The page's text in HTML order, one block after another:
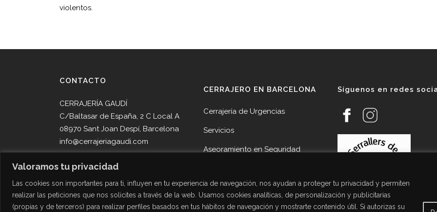
Valoramos tu privacidad
Las cookies son importantes para ti, influyen en tu experiencia de navegación, nos ayudan a proteger tu privacidad y permiten
realizar las peticiones que nos solicites a través de la web. Usamos cookies analíticas, de personalización y publicitarias
(propias y de terceros) para realizar perfiles basados en tus hábitos de navegación y mostrarte contenido útil. Si autorizas su
violentos.
CONTACTO
CERRAJERÍA GAUDÍ
C/Baltasar de España, 2 C Local A
08970 Sant Joan Despí, Barcelona
info@cerrajeriagaudi.com
Tel. 93 013 05 58
CERRAJERO EN BARCELONA
Cerrajería de Urgencias
Servicios
Aseoramiento en Seguridad
Noticias
Contacto Cerrajería Sant Joan
Síguenos en redes